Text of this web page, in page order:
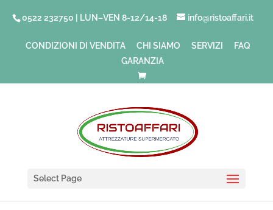
0522 232750 | LUN–VEN 8-12/14-18 info@ristoaffari.it
CONDIZIONI DI VENDITA CHI SIAMO SERVIZI
FAQ
GARANZIA
Select Page